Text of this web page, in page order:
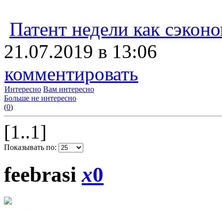
Патент недели как
21.07.2019 в 13:06
комментировать
Интересно Вам интересно
Больше не интересно
(0)
[1..1]
Показывать по:
feebrasix0